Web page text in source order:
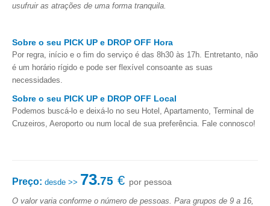
usufruir as atrações de uma forma tranquila.
Sobre o seu PICK UP e DROP OFF Hora
Por regra, início e o fim do serviço é das 8h30 às 17h. Entretanto, não
é um horário rígido e pode ser flexível consoante as suas
necessidades.
Sobre o seu PICK UP e DROP OFF Local
Podemos buscá-lo e deixá-lo no seu Hotel, Apartamento, Terminal de
Cruzeiros, Aeroporto ou num local de sua preferência. Fale connosco!
Preço: desde >> 73.75 € por pessoa
O valor varia conforme o número de pessoas. Para grupos de 9 a 16,